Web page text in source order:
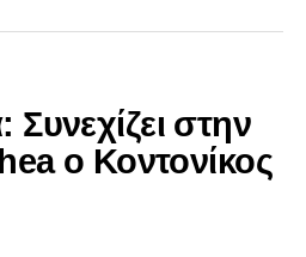
Συνεχίζει στην
ο Κοντονίκος